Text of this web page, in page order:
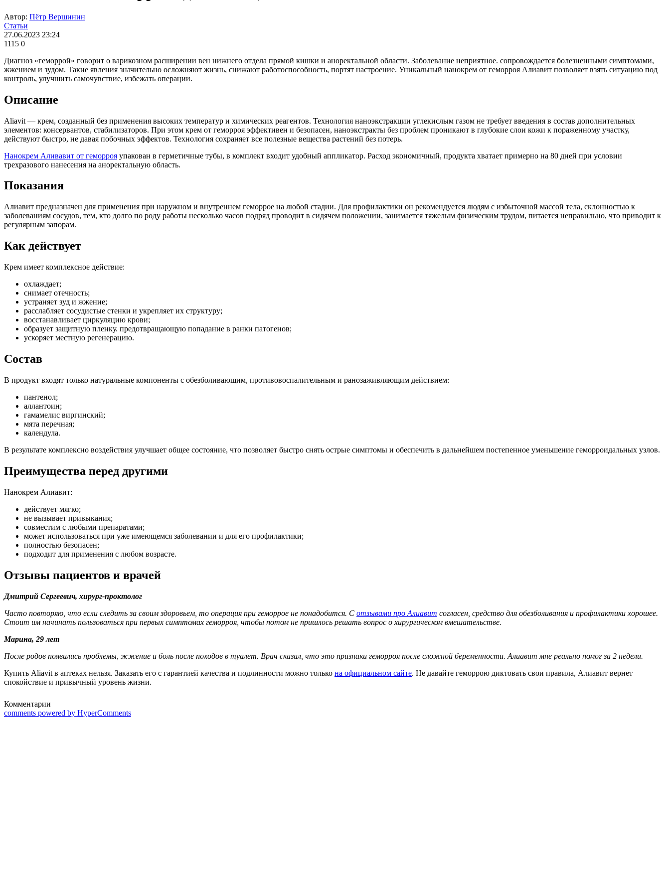
Автор: Пётр Вершинин
Статьи
27.06.2023 23:24
1115 0
Диагноз «геморрой» говорит о варикозном расширении вен нижнего отдела прямой кишки и аноректальной области. Заболевание неприятное. сопровождается болезненными симптомами,
жжением и зудом. Такие явления значительно осложняют жизнь, снижают работоспособность, портят настроение. Уникальный нанокрем от геморроя Алиавит позволяет взять ситуацию под
контроль, улучшить самочувствие, избежать операции.
Описание
Aliavit — крем, созданный без применения высоких температур и химических реагентов. Технология наноэкстракции углекислым газом не требует введения в состав дополнительных
элементов: консервантов, стабилизаторов. При этом крем от геморроя эффективен и безопасен, наноэкстракты без проблем проникают в глубокие слои кожи к пораженному участку,
действуют быстро, не давая побочных эффектов. Технология сохраняет все полезные вещества растений без потерь.
Нанокрем Аливавит от геморроя упакован в герметичные тубы, в комплект входит удобный аппликатор. Расход экономичный, продукта хватает примерно на 80 дней при условии
трехразового нанесения на аноректальную область.
Показания
Алиавит предназначен для применения при наружном и внутреннем геморрое на любой стадии. Для профилактики он рекомендуется людям с избыточной массой тела, склонностью к
заболеваниям сосудов, тем, кто долго по роду работы несколько часов подряд проводит в сидячем положении, занимается тяжелым физическим трудом, питается неправильно, что приводит к
регулярным запорам.
Как действует
Крем имеет комплексное действие:
охлаждает;
снимает отечность;
устраняет зуд и жжение;
расслабляет сосудистые стенки и укрепляет их структуру;
восстанавливает циркуляцию крови;
образует защитную пленку. предотвращающую попадание в ранки патогенов;
ускоряет местную регенерацию.
Состав
В продукт входят только натуральные компоненты с обезболивающим, противовоспалительным и ранозаживляющим действием:
пантенол;
аллантоин;
гамамелис виргинский;
мята перечная;
календула.
В результате комплексно воздействия улучшает общее состояние, что позволяет быстро снять острые симптомы и обеспечить в дальнейшем постепенное уменьшение геморроидальных узлов.
Преимущества перед другими
Нанокрем Алиавит:
действует мягко;
не вызывает привыкания;
совместим с любыми препаратами;
может использоваться при уже имеющемся заболевании и для его профилактики;
полностью безопасен;
подходит для применения с любом возрасте.
Отзывы пациентов и врачей
Дмитрий Сергеевич, хирург-проктолог
Часто повторяю, что если следить за своим здоровьем, то операция при геморрое не понадобится. С отзывами про Алиавит согласен, средство для обезболивания и профилактики хорошее.
Стоит им начинать пользоваться при первых симптомах геморроя, чтобы потом не пришлось решать вопрос о хирургическом вмешательстве.
Марина, 29 лет
После родов появились проблемы, жжение и боль после походов в туалет. Врач сказал, что это признаки геморроя после сложной беременности. Алиавит мне реально помог за 2 недели.
Купить Aliavit в аптеках нельзя. Заказать его с гарантией качества и подлинности можно только на официальном сайте. Не давайте геморрою диктовать свои правила, Алиавит вернет
спокойствие и привычный уровень жизни.
Комментарии
comments powered by HyperComments